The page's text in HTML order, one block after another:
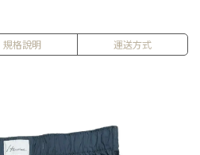
規格說明 運送方式